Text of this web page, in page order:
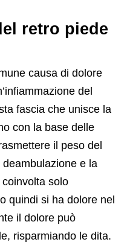
retro piede
causa di dolore
del
fascia che unisce la
con la base delle
il peso del
e la
solo
quindi si ha dolore nel
il dolore può
risparmiando le dita.